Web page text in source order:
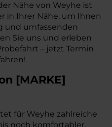
Nähe von Weyhe ist
in Ihrer Nähe, um Ihnen
und umfassenden
Sie uns und erleben
– jetzt Termin
[MARKE]
für Weyhe zahlreiche
noch komfortabler,